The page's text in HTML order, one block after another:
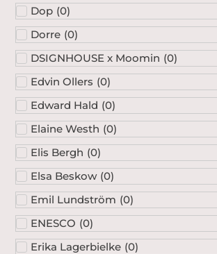
Dop (0)
Dorre (0)
DSIGNHOUSE x Moomin (0)
Edvin Ollers (0)
Edward Hald (0)
Elaine Westh (0)
Elis Bergh (0)
Elsa Beskow (0)
Emil Lundström (0)
ENESCO (0)
Erika Lagerbielke (0)